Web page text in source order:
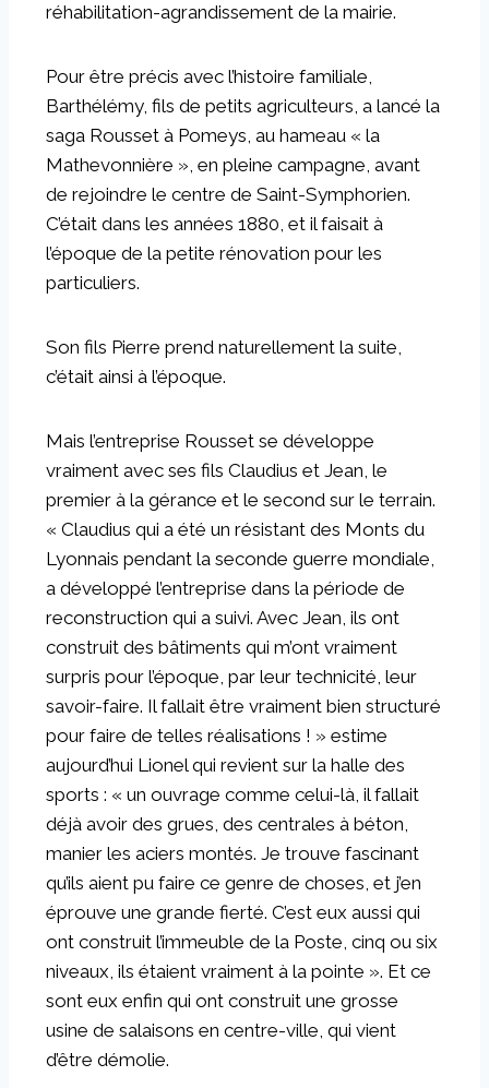
réhabilitation-agrandissement de la mairie.
Pour être précis avec l’histoire familiale,
Barthélémy, fils de petits agriculteurs, a lancé la
saga Rousset à Pomeys, au hameau « la
Mathevonnière », en pleine campagne, avant
de rejoindre le centre de Saint-Symphorien.
C’était dans les années 1880, et il faisait à
l’époque de la petite rénovation pour les
particuliers.
Son fils Pierre prend naturellement la suite,
c’était ainsi à l’époque.
Mais l’entreprise Rousset se développe
vraiment avec ses fils Claudius et Jean, le
premier à la gérance et le second sur le terrain.
« Claudius qui a été un résistant des Monts du
Lyonnais pendant la seconde guerre mondiale,
a développé l’entreprise dans la période de
reconstruction qui a suivi. Avec Jean, ils ont
construit des bâtiments qui m’ont vraiment
surpris pour l’époque, par leur technicité, leur
savoir-faire. Il fallait être vraiment bien structuré
pour faire de telles réalisations ! » estime
aujourd’hui Lionel qui revient sur la halle des
sports : « un ouvrage comme celui-là, il fallait
déjà avoir des grues, des centrales à béton,
manier les aciers montés. Je trouve fascinant
qu’ils aient pu faire ce genre de choses, et j’en
éprouve une grande fierté. C’est eux aussi qui
ont construit l’immeuble de la Poste, cinq ou six
niveaux, ils étaient vraiment à la pointe ». Et ce
sont eux enfin qui ont construit une grosse
usine de salaisons en centre-ville, qui vient
d’être démolie.